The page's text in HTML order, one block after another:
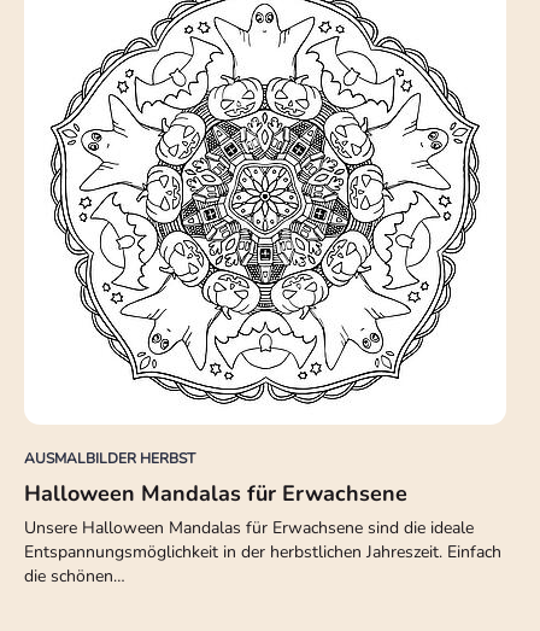
AUSMALBILDER HERBST
Halloween Mandalas für Erwachsene
Unsere Halloween Mandalas für Erwachsene sind die ideale
Entspannungsmöglichkeit in der herbstlichen Jahreszeit. Einfach
die schönen…